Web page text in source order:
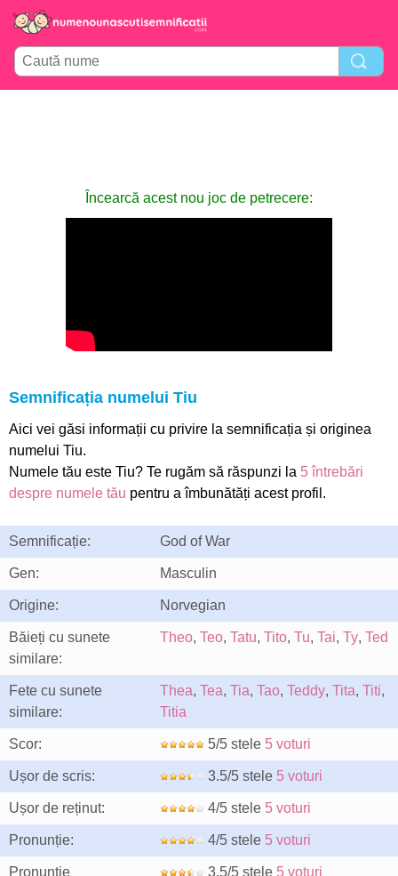
Încearcă acest nou joc de petrecere:
Semnificația numelui Tiu
Aici vei găsi informații cu privire la semnificația și originea
numelui Tiu.
Numele tău este Tiu? Te rugăm să răspunzi la 5 întrebări
despre numele tău pentru a îmbunătăți acest profil.
Semnificație: God of War
Gen: Masculin
Origine: Norvegian
Băieți cu sunete
similare:
Theo, Teo, Tatu, Tito, Tu, Tai, Ty, Ted
Fete cu sunete
similare:
Thea, Tea, Tia, Tao, Teddy, Tita, Titi,
Titia
Scor: 5/5 stele 5 voturi
Ușor de scris: 3.5/5 stele 5 voturi
Ușor de reținut: 4/5 stele 5 voturi
Pronunție: 4/5 stele 5 voturi
Pronunţie
3.5/5 stele 5 voturi